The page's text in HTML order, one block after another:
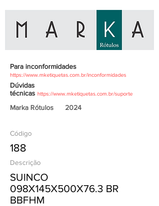
Para inconformidades
https://www.mketiquetas.com.br/inconformidades
Dúvidas
técnicas https://www.mketiquetas.com.br/suporte
Marka Rótulos 2024
Código
188
Descrição
SUINCO
098X145X500X76.3 BR
BBFHM